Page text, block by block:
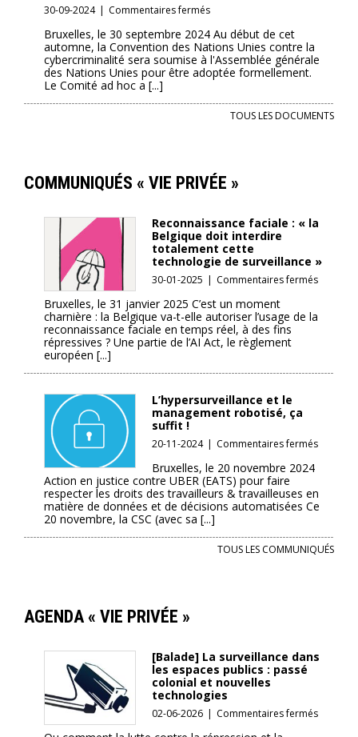
30-09-2024 | Commentaires ferméssur
ouverte
au
Comité
européen
concernant
de
l’ONU
contre
la
cybercriminalité
Bruxelles, le 30 septembre 2024 Au début de cet
automne, la Convention des Nations Unies contre la
cybercriminalité sera soumise à l'Assemblée générale
des Nations Unies pour être adoptée formellement.
Le Comité ad hoc a [...]
TOUS LES DOCUMENTS
COMMUNIQUÉS « VIE PRIVÉE »
Reconnaissance faciale : « la
Belgique doit interdire
totalement cette
technologie de surveillance »
30-01-2025 | Commentaires ferméssur
de
Bruxelles, le 31 janvier 2025 C’est un moment
charnière : la Belgique va-t-elle autoriser l’usage de la
reconnaissance faciale en temps réel, à des fins
répressives ? Une partie de l’AI Act, le règlement
européen [...]
L’hypersurveillance et le
management robotisé, ça
suffit !
20-11-2024 | Commentaires ferméssur
robotisé,
suffit
Bruxelles, le 20 novembre 2024
Action en justice contre UBER (EATS) pour faire
respecter les droits des travailleurs & travailleuses en
matière de données et de décisions automatisées Ce
20 novembre, la CSC (avec sa [...]
TOUS LES COMMUNIQUÉS
AGENDA « VIE PRIVÉE »
[Balade] La surveillance dans
les espaces publics : passé
colonial et nouvelles
technologies
02-06-2026 | Commentaires ferméssur